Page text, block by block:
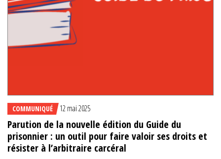
COMMUNIQUÉ 12 mai 2025
Parution de la nouvelle édition du Guide du
prisonnier : un outil pour faire valoir ses droits et
résister à l’arbitraire carcéral